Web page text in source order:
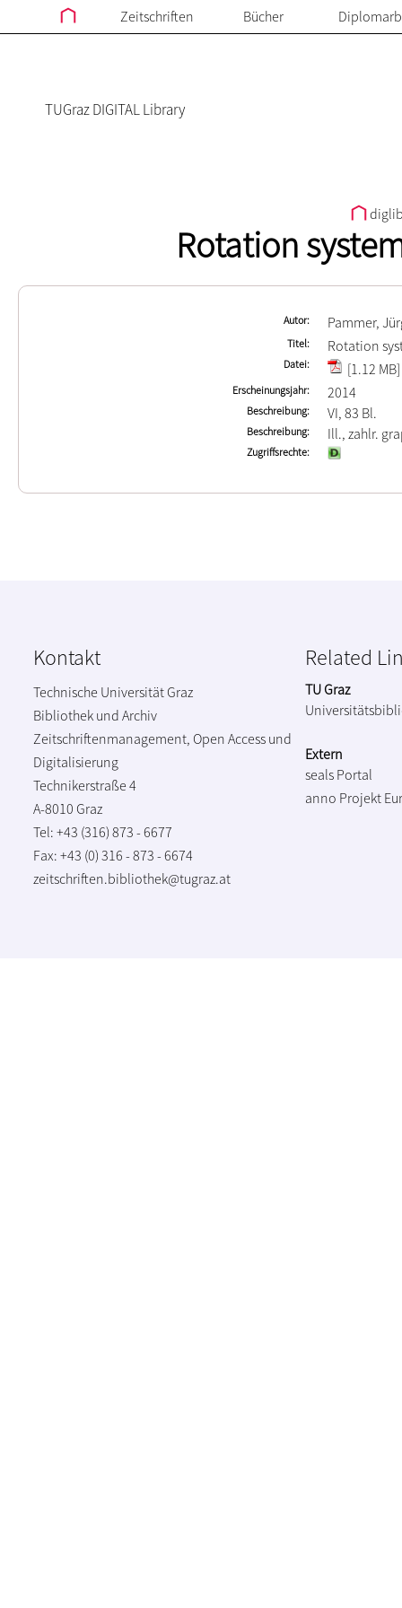
Zeitschriften Bücher
TUGraz DIGITAL Library
Rotation
Autor Pammer,
Titel Rotation
Datei [1.12 MB]
Erscheinungsjahr 2014
Beschreibung VI, 83 Bl.
Beschreibung Ill., zahlr.
Zugriffsrechte
Kontakt
Technische Universität Graz
Bibliothek und Archiv
Zeitschriftenmanagement, Open Access und
Digitalisierung
Technikerstraße 4
A-8010 Graz
Tel: +43 (316) 873 - 6677
Fax: +43 (0) 316 - 873 - 6674
zeitschriften.bibliothek@tugraz.at
Related
TU Graz
Extern
seals Portal
anno Projekt